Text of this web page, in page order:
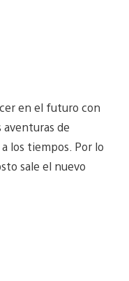
en el futuro con
aventuras de
los tiempos. Por lo
sale el nuevo